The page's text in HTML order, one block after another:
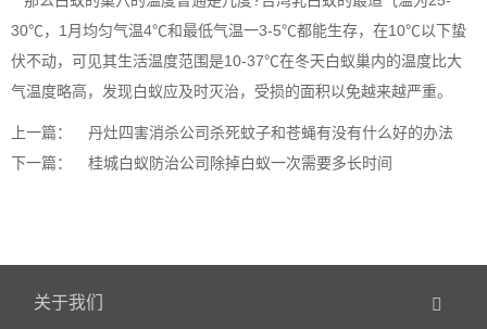
30℃，1月均匀气温4℃和最低气温一3-5℃都能生存，在10℃以下蛰
伏不动，可见其生活温度范围是10-37℃在冬天白蚁巢内的温度比大
气温度略高，发现白蚁应及时灭治，受损的面积以免越来越严重。
上一篇：
丹灶四害消杀公司杀死蚊子和苍蝇有没有什么好的办法
下一篇：
桂城白蚁防治公司除掉白蚁一次需要多长时间
关于我们